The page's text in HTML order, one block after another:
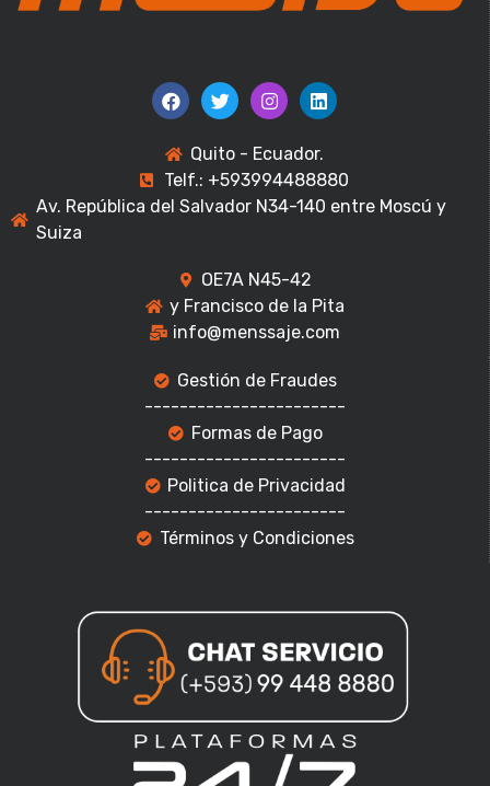
Quito - Ecuador.
Telf.: +593994488880
Av. República del Salvador N34-140 entre Moscú y
Suiza
OE7A N45-42
y Francisco de la Pita
info@menssaje.com
Gestión de Fraudes
-----------------------
Formas de Pago
-----------------------
Politica de Privacidad
-----------------------
Términos y Condiciones